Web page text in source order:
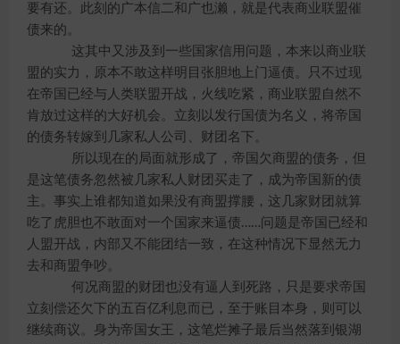
要有还。此刻的广本信二和广也濑，就是代表商业联盟催
债来的。
这其中又涉及到一些国家信用问题，本来以商业联
盟的实力，原本不敢这样明目张胆地上门逼债。只不过现
在帝国已经与人类联盟开战，火线吃紧，商业联盟自然不
肯放过这样的大好机会。立刻以发行国债为名义，将帝国
的债务转嫁到几家私人公司、财团名下。
所以现在的局面就形成了，帝国欠商盟的债务，但
是这笔债务忽然被几家私人财团买走了，成为帝国新的债
主。事实上谁都知道如果没有商盟撑腰，这几家财团就算
吃了虎胆也不敢面对一个国家来逼债……问题是帝国已经和
人盟开战，内部又不能团结一致，在这种情况下显然无力
去和商盟争吵。
何况商盟的财团也没有逼人到死路，只是要求帝国
立刻偿还欠下的五百亿利息而已，至于账目本身，则可以
继续商议。身为帝国女王，这笔烂摊子最后当然落到银湖